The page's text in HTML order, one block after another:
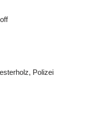
Polizei